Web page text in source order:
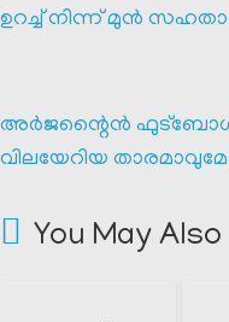
ഉറച്ച് നിന്ന് മുൻ
അർജന്റൈൻ ഫുട്ബോൾ
വിലയേറിയ
You May Also